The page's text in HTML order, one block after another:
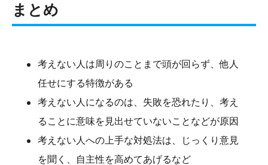
まとめ
考えない人は周りのことまで頭が回らず、他人
任せにする特徴がある
考えない人になるのは、失敗を恐れたり、考え
ることに意味を見出せていないことなどが原因
考えない人への上手な対処法は、じっくり意見
を聞く、自主性を高めてあげるなど